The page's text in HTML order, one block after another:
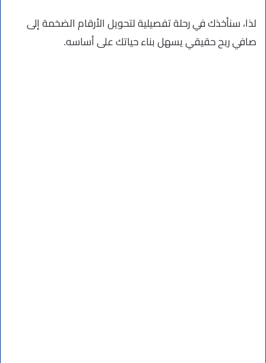
لذا، سنأخذك في رحلة تفصيلية لتحويل الأرقام الضخمة إلى
صافي ربح حقيقي يسهل بناء حياتك على أساسه.